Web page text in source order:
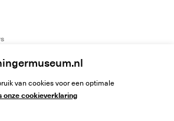
van cookies voor een optimale
onze cookieverklaring